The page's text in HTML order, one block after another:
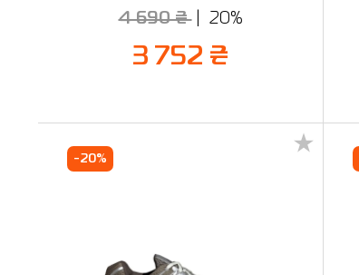
4 690 ₴ 20%
3 752 ₴
-20%